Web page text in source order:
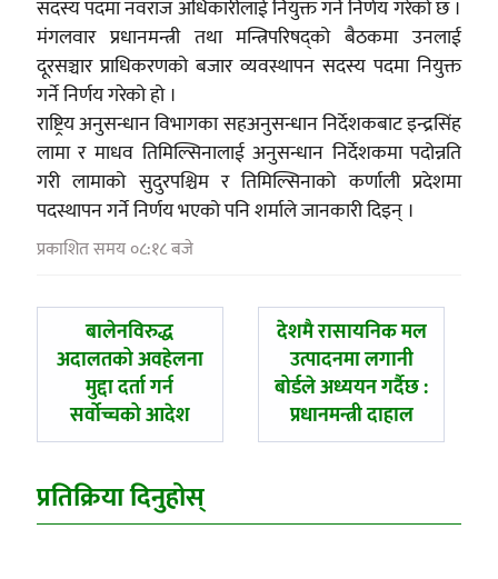
सदस्य पदमा नवराज अधिकारीलाई नियुक्त गर्ने निर्णय गरेको छ ।
मंगलवार प्रधानमन्त्री तथा मन्त्रिपरिषद्को बैठकमा उनलाई
दूरसञ्चार प्राधिकरणको बजार व्यवस्थापन सदस्य पदमा नियुक्त
गर्ने निर्णय गरेको हो ।
राष्ट्रिय अनुसन्धान विभागका सहअनुसन्धान निर्देशकबाट इन्द्रसिंह
लामा र माधव तिमिल्सिनालाई अनुसन्धान निर्देशकमा पदोन्नति
गरी लामाको सुदुरपश्चिम र तिमिल्सिनाको कर्णाली प्रदेशमा
पदस्थापन गर्ने निर्णय भएको पनि शर्माले जानकारी दिइन् ।
प्रकाशित समय ०८:१८ बजे
पछिल्लाे
-
बालेनविरुद्ध
अदालतको अवहेलना
मुद्दा दर्ता गर्न
सर्वोच्चको आदेश
अघिल्लाे
देशमै रासायनिक मल
उत्पादनमा लगानी
बोर्डले अध्ययन गर्दैछ :
प्रधानमन्त्री दाहाल
प्रतिक्रिया दिनुहोस्